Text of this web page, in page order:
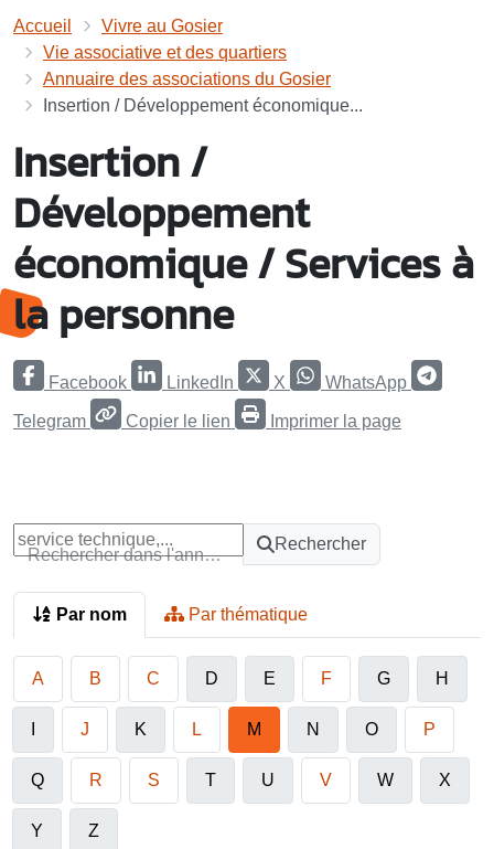
Accueil
Vivre au Gosier
Vie associative et des quartiers
Annuaire des associations du Gosier
Insertion / Développement économique...
Insertion /
Développement
économique / Services à
la personne
Facebook LinkedIn X WhatsApp
Telegram Copier le lien Imprimer la page
Rechercher dans l'annuaire
Rechercher
Par nom Par thématique
A B C D E F G H
J K L M N O P
Q R S T U V W X
Y Z